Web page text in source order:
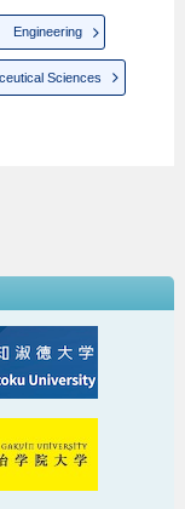
Engineering
Sciences